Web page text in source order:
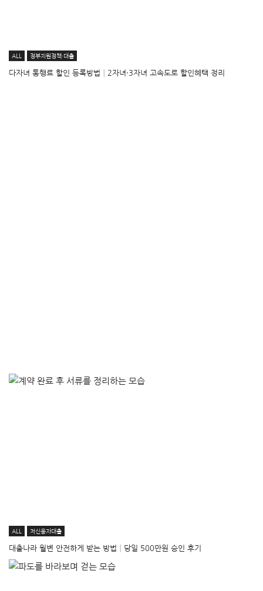
ALL 정부지원정책·대출
다자녀 통행료 할인 등록방법│2자녀·3자녀 고속도로 할인혜택 정리
ALL 저신용자대출
대출나라 월변 안전하게 받는 방법│당일 500만원 승인 후기